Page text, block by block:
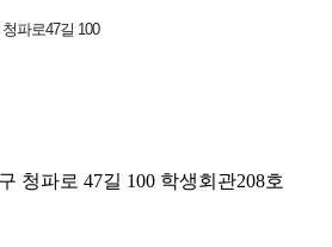
파로47길 100
청파로 47길 100 학생회관208호